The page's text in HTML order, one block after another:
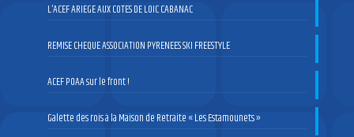
L’ACEF ARIEGE AUX COTES DE LOIC CABANAC
REMISE CHEQUE ASSOCIATION PYRENEES SKI FREESTYLE
ACEF POAA sur le front !
Galette des rois à la Maison de Retraite « Les Estamounets »